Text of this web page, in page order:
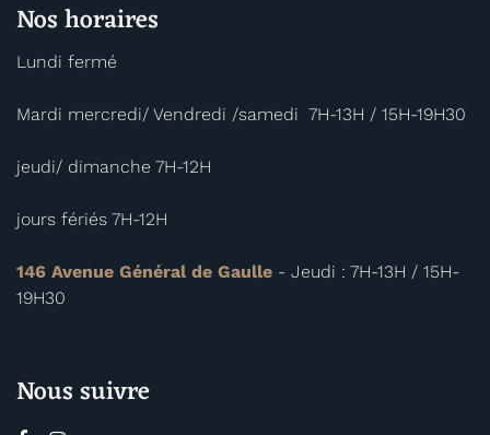
Noshoraires
Lundi fermé
Mardi mercredi/ Vendredi /samedi 7H-13H / 15H-19H30
jeudi/ dimanche 7H-12H
jours fériés 7H-12H
146 Avenue Général de Gaulle - Jeudi : 7H-13H / 15H-
19H30
Noussuivre